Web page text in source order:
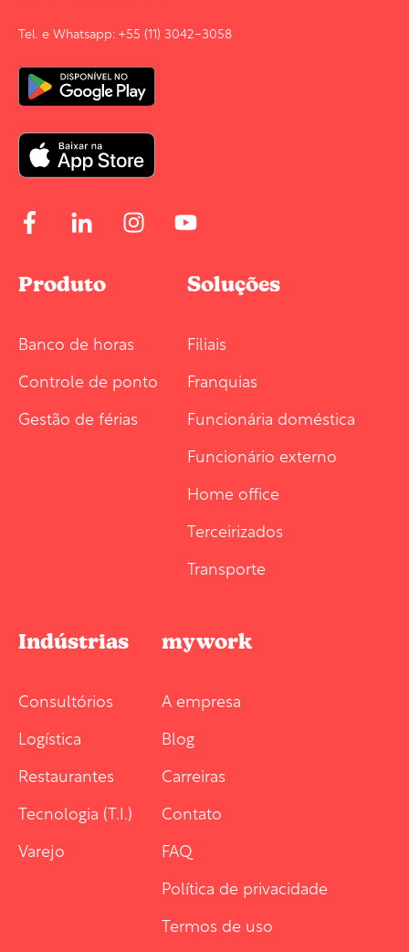
Tel. e Whatsapp: +55 (11) 3042-3058
Produto
Banco de horas
Controle de ponto
Gestão de férias
Soluções
Filiais
Franquias
Funcionária doméstica
Funcionário externo
Home office
Terceirizados
Transporte
Indústrias
Consultórios
Logística
Restaurantes
Tecnologia (T.I.)
Varejo
mywork
A empresa
Blog
Carreiras
Contato
FAQ
Política de privacidade
Termos de uso